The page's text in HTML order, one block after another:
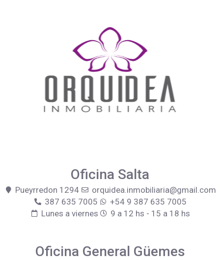
Oficina Salta
Pueyrredon 1294
orquidea.inmobiliaria@gmail.com
387 635 7005
+54 9 387 635 7005
Lunes a viernes
9 a 12 hs - 15 a 18 hs
Oficina General Güemes